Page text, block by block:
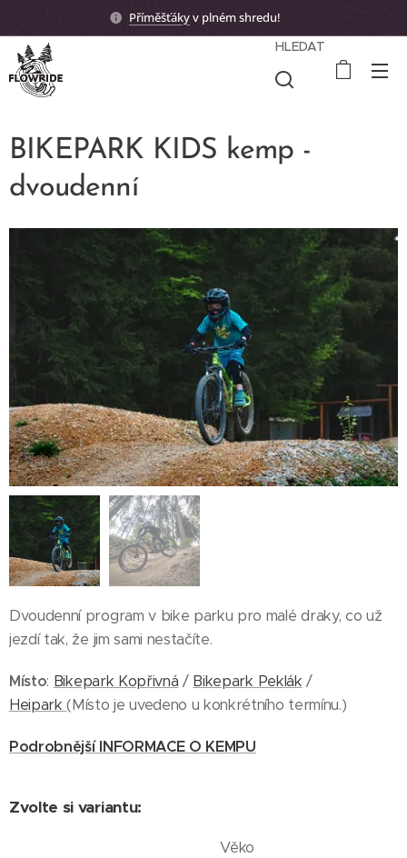
Příměšťákyv plném shredu! 🤟🏼
HLEDAT
BIKEPARK KIDS kemp -
dvoudenní
Dvoudenní program v bike parku pro malé draky, co už
jezdí tak, že jim sami nestačíte.
Místo: Bikepark Kopřivná / Bikepark Peklák /
Heipark (Místo je uvedeno u konkrétního termínu.)
Podrobnější INFORMACE O KEMPU
Zvolte si variantu:
Věko